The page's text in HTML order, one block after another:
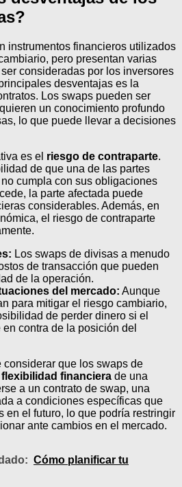
instrumentos financieros utilizados
pero presentan varias
consideradas por los inversores
desventajas es la
Los swaps pueden ser
un conocimiento profundo
lo que puede llevar a decisiones
es el riesgo de contraparte.
de que una de las partes
cumpla con sus obligaciones
la parte afectada puede
considerables. Además, en
el riesgo de contraparte
Los swaps de divisas a menudo
de transacción que pueden
de la operación.
del mercado: Aunque
para mitigar el riesgo cambiario,
de perder dinero si el
contra de la posición del
considerar que los swaps de
flexibilidad financiera de una
a un contrato de swap, una
a condiciones específicas que
en el futuro, lo que podría restringir
ante cambios en el mercado.
Cómo planificar tu